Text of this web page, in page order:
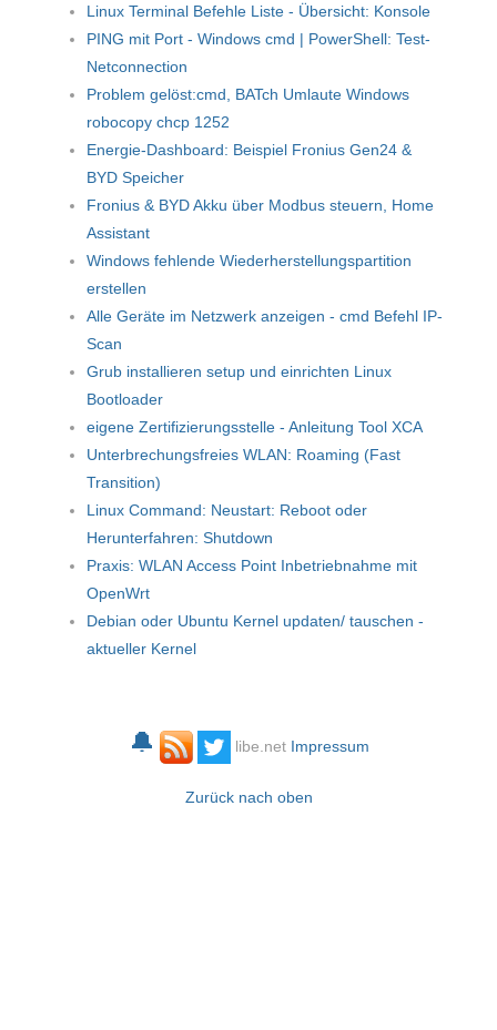
Linux Terminal Befehle Liste - Übersicht: Konsole
PING mit Port - Windows cmd | PowerShell: Test-
Netconnection
Problem gelöst:cmd, BATch Umlaute Windows
robocopy chcp 1252
Energie-Dashboard: Beispiel Fronius Gen24 &
BYD Speicher
Fronius & BYD Akku über Modbus steuern, Home
Assistant
Windows fehlende Wiederherstellungspartition
erstellen
Alle Geräte im Netzwerk anzeigen - cmd Befehl IP-
Scan
Grub installieren setup und einrichten Linux
Bootloader
eigene Zertifizierungsstelle - Anleitung Tool XCA
Unterbrechungsfreies WLAN: Roaming (Fast
Transition)
Linux Command: Neustart: Reboot oder
Herunterfahren: Shutdown
Praxis: WLAN Access Point Inbetriebnahme mit
OpenWrt
Debian oder Ubuntu Kernel updaten/ tauschen -
aktueller Kernel
🔔 libe.net Impressum
Zurück nach oben